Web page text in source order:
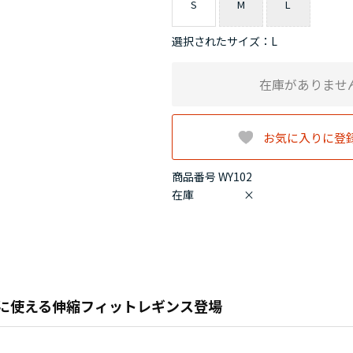
商品番号 WY102
在庫 ×
S M L
選択されたサイズ：L
お気に入りに登
在庫がありませ
使える伸縮フィットレギンス登場